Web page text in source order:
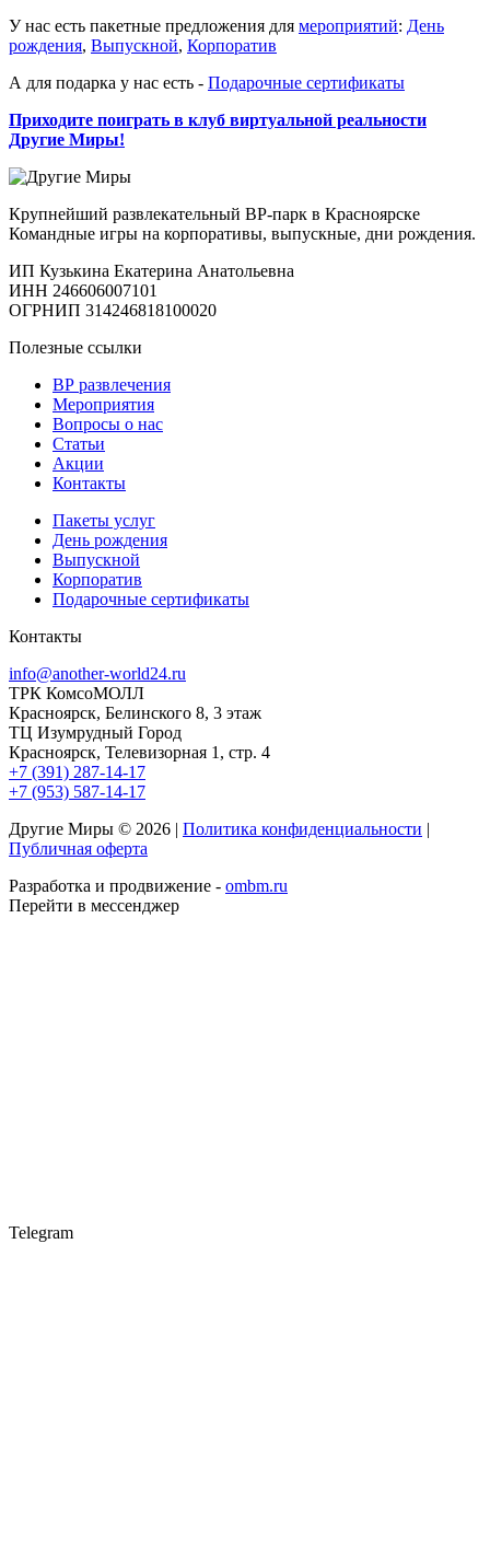
У нас есть пакетные предложения для мероприятий: День
рождения, Выпускной, Корпоратив
А для подарка у нас есть - Подарочные сертификаты
Приходите поиграть в клуб виртуальной реальности
Другие Миры!
Крупнейший развлекательный ВР-парк в Красноярске
Командные игры на корпоративы, выпускные, дни рождения.
ИП Кузькина Екатерина Анатольевна
ИНН 246606007101
ОГРНИП 314246818100020
Полезные ссылки
ВР развлечения
Мероприятия
Вопросы о нас
Статьи
Акции
Контакты
Пакеты услуг
День рождения
Выпускной
Корпоратив
Подарочные сертификаты
Контакты
info@another-world24.ru
ТРК КомсоМОЛЛ
Красноярск, Белинского 8, 3 этаж
ТЦ Изумрудный Город
Красноярск, Телевизорная 1, стр. 4
+7 (391) 287-14-17
+7 (953) 587-14-17
Другие Миры © 2026 | Политика конфиденциальности |
Публичная оферта
Разработка и продвижение - ombm.ru
Перейти в мессенджер
Telegram